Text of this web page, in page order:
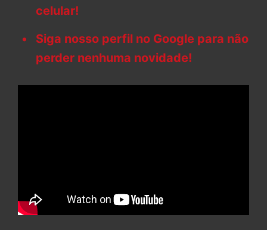
celular!
Siga nosso perfil no Google para não
perder nenhuma novidade!